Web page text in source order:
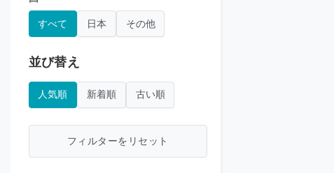
すべて 日本 その他
並び替え
人気順 新着順 古い順
フィルターをリセット